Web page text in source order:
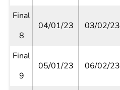
Final
8
04/01/23 03/02/23
Final
9
05/01/23 06/02/23